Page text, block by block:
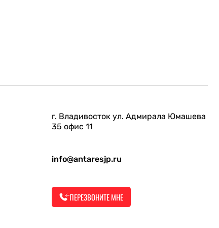
г. Владивосток ул. Адмирала Юмашева
35 офис 11
info@antaresjp.ru
ПЕРЕЗВОНИТЕ МНЕ